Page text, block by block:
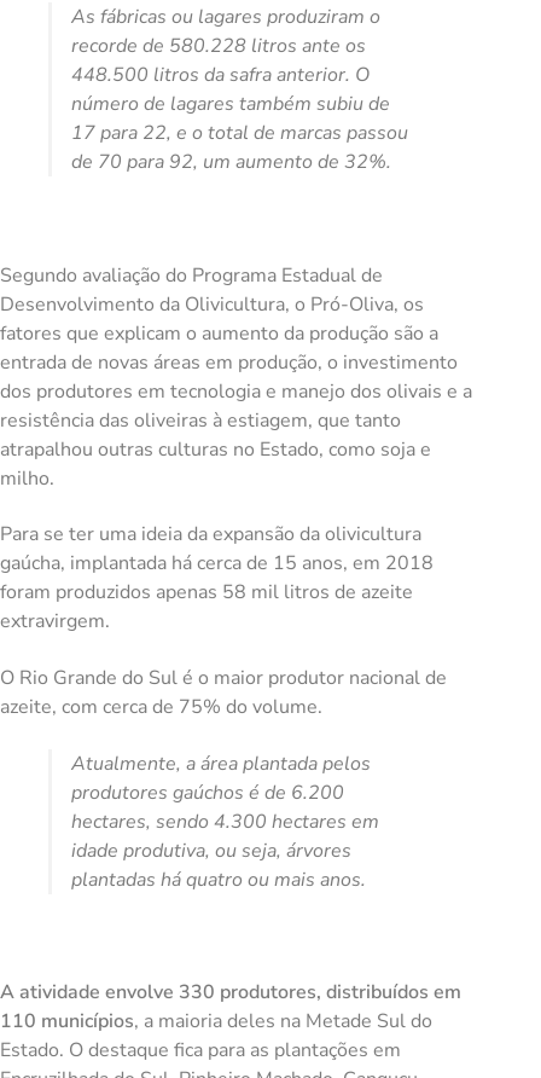
As fábricas ou lagares produziram o
recorde de 580.228 litros ante os
448.500 litros da safra anterior. O
número de lagares também subiu de
17 para 22, e o total de marcas passou
de 70 para 92, um aumento de 32%.
Segundo avaliação do Programa Estadual de
Desenvolvimento da Olivicultura, o Pró-Oliva, os
fatores que explicam o aumento da produção são a
entrada de novas áreas em produção, o investimento
dos produtores em tecnologia e manejo dos olivais e a
resistência das oliveiras à estiagem, que tanto
atrapalhou outras culturas no Estado, como soja e
milho.
Para se ter uma ideia da expansão da olivicultura
gaúcha, implantada há cerca de 15 anos, em 2018
foram produzidos apenas 58 mil litros de azeite
extravirgem.
O Rio Grande do Sul é o maior produtor nacional de
azeite, com cerca de 75% do volume.
Atualmente, a área plantada pelos
produtores gaúchos é de 6.200
hectares, sendo 4.300 hectares em
idade produtiva, ou seja, árvores
plantadas há quatro ou mais anos.
A atividade envolve 330 produtores, distribuídos em
110 municípios, a maioria deles na Metade Sul do
Estado. O destaque fica para as plantações em